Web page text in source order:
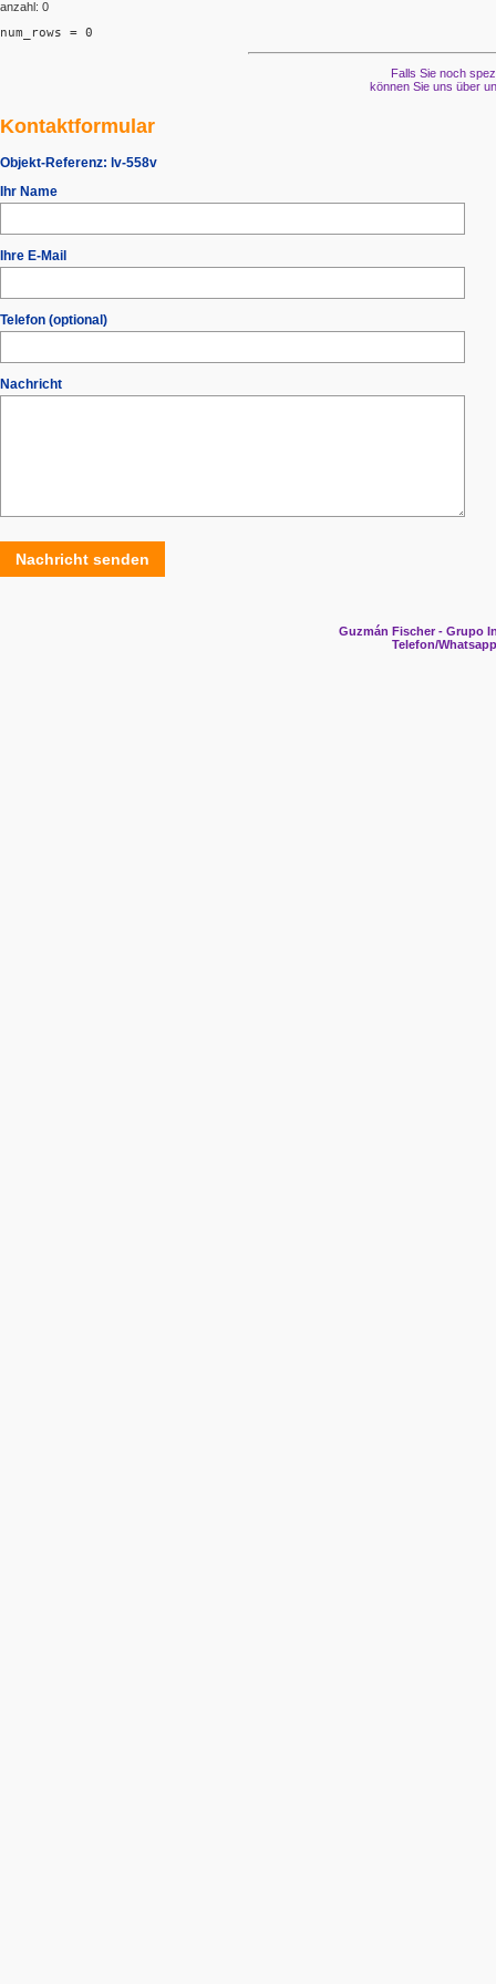
anzahl: 0
num_rows = 0
Falls Sie noch
können Sie uns über
Kontaktformular
Objekt-Referenz: lv-558v
Ihr Name
Ihre E-Mail
Telefon (optional)
Nachricht
Nachricht senden
Guzmán Fischer - Grupo
Telefon/